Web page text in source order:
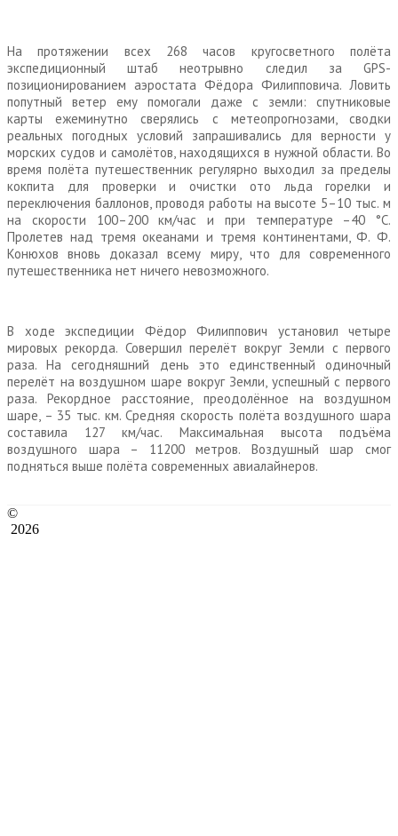
На протяжении всех 268 часов кругосветного полёта
экспедиционный штаб неотрывно следил за GPS-
позиционированием аэростата Фёдора Филипповича. Ловить
попутный ветер ему помогали даже с земли: спутниковые
карты ежеминутно сверялись с метеопрогнозами, сводки
реальных погодных условий запрашивались для верности у
морских судов и самолётов, находящихся в нужной области. Во
время полёта путешественник регулярно выходил за пределы
кокпита для проверки и очистки ото льда горелки и
переключения баллонов, проводя работы на высоте 5–10 тыс. м
на скорости 100–200 км/час и при температуре –40 °С.
Пролетев над тремя океанами и тремя континентами, Ф. Ф.
Конюхов вновь доказал всему миру, что для современного
путешественника нет ничего невозможного.
В ходе экспедиции Фёдор Филиппович установил четыре
мировых рекорда. Совершил перелёт вокруг Земли с первого
раза. На сегодняшний день это единственный одиночный
перелёт на воздушном шаре вокруг Земли, успешный с первого
раза. Рекордное расстояние, преодолённое на воздушном
шаре, – 35 тыс. км. Средняя скорость полёта воздушного шара
составила 127 км/час. Максимальная высота подъёма
воздушного шара – 11200 метров. Воздушный шар смог
подняться выше полёта современных авиалайнеров.
©
2026